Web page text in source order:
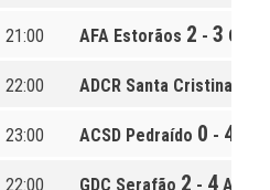
21:00 AFA Estorãos 2 - 3 GD
22:00 ADCR Santa Cristina
23:00 ACSD Pedraído 0 - 4
22:00 GDC Serafão 2 - 4 AFA